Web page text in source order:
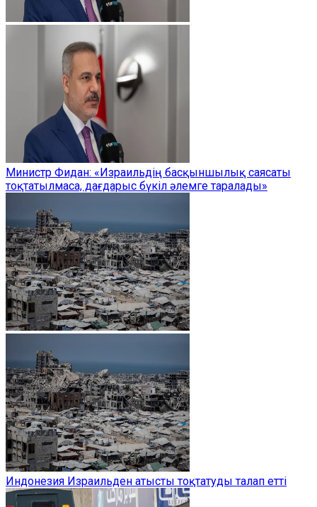
Министр Фидан: «Израильдің басқыншылық саясаты
тоқтатылмаса, дағдарыс бүкіл әлемге таралады»
Индонезия Израильден атысты тоқтатуды талап етті